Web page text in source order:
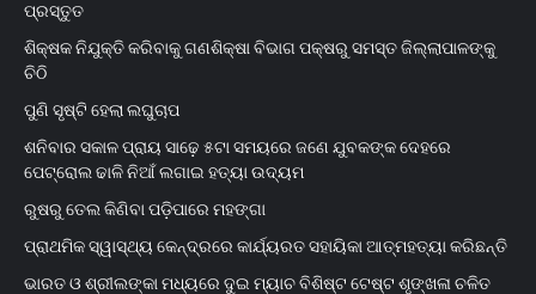
ପ୍ରସ୍ତୁତ
ଶିକ୍ଷକ ନିଯୁକ୍ତି କରିବାକୁ ଗଣଶିକ୍ଷା ବିଭାଗ ପକ୍ଷରୁ ସମସ୍ତ ଜିଲ୍ଲାପାଳଙ୍କୁ
ଚିଠି
ପୁଣି ସୃଷ୍ଟି ହେଲା ଲଘୁଚାପ
ଶନିବାର ସକାଳ ପ୍ରାୟ ସାଢ଼େ ୫ଟା ସମୟରେ ଜଣେ ଯୁବକଙ୍କ ଦେହରେ
ପେଟ୍ରୋଲ ଢାଳି ନିଆଁ ଲଗାଇ ହତ୍ୟା ଉଦ୍ୟମ
ରୁଷରୁ ତେଲ କିଣିବା ପଡ଼ିପାରେ ମହଙ୍ଗା
ପ୍ରାଥମିକ ସ୍ୱାସ୍ଥ୍ୟ କେନ୍ଦ୍ରରେ କାର୍ଯ୍ୟରତ ସହାୟିକା ଆତ୍ମହତ୍ୟା କରିଛନ୍ତି
ଭାରତ ଓ ଶ୍ରୀଲଙ୍କା ମଧ୍ୟରେ ଦୁଇ ମ୍ୟାଚ ବିଶିଷ୍ଟ ଟେଷ୍ଟ ଶୃଙ୍ଖଳା ଚଳିତ